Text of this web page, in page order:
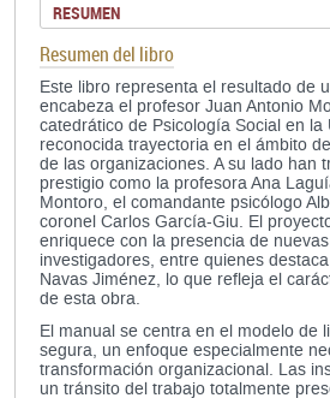
RESUMEN
Resumen del libro
Este libro representa el resultado de
encabeza el profesor Juan Antonio
catedrático de Psicología Social en la
reconocida trayectoria en el ámbito
de las organizaciones. A su lado han
prestigio como la profesora Ana
Montoro, el comandante psicólogo
coronel Carlos García-Giu. El
enriquece con la presencia de
investigadores, entre quienes
Navas Jiménez, lo que refleja el
de esta obra.
El manual se centra en el modelo de
segura, un enfoque especialmente
transformación organizacional. Las
un tránsito del trabajo totalmente